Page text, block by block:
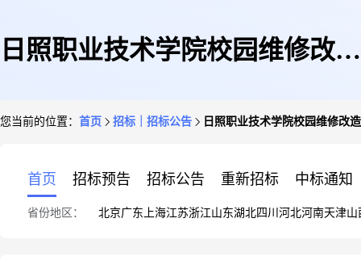
日照职业技术学院校园维修改造
您当前的位置： 首页 招标｜招标公告 日照职业技术学院校园维修改
首页 招标预告 招标公告 重新招标 中标通知
省份地区： 北京广东 上海江苏浙江山东湖北四川 河北河南天津山